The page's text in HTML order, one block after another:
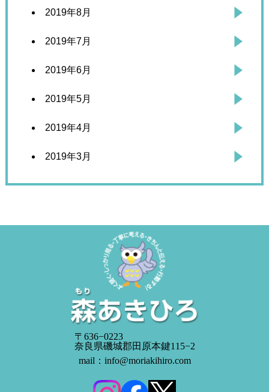
2019年8月
2019年7月
2019年6月
2019年5月
2019年4月
2019年3月
〒636−0223
奈良県磯城郡田原本鍵115−2
mail：info@moriakihiro.com